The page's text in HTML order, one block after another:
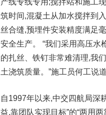
产线专线专用;搅拌站和施工
筑时间,混凝土从加水搅拌到
丝合缝,预埋件安装精度满足
安全生产。 “我们采用高压水
的扎丝、铁钉非常难清理,我
土浇筑质量。”施工员何工说道
自1997年以来,中交四航局深
益,靠团队实现目标”的“两用